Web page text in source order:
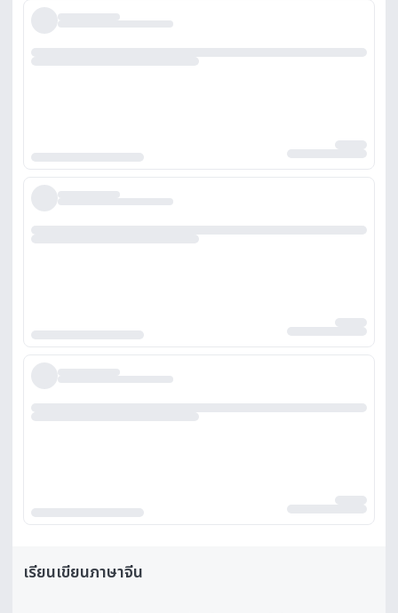
เรียนเขียนภาษาจีน